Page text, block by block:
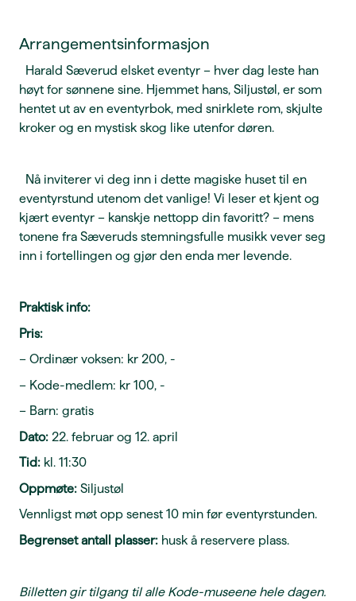
Arrangementsinformasjon
Harald Sæverud elsket eventyr – hver dag leste han
høyt for sønnene sine. Hjemmet hans, Siljustøl, er som
hentet ut av en eventyrbok, med snirklete rom, skjulte
kroker og en mystisk skog like utenfor døren.
Nå inviterer vi deg inn i dette magiske huset til en
eventyrstund utenom det vanlige! Vi leser et kjent og
kjært eventyr – kanskje nettopp din favoritt? – mens
tonene fra Sæveruds stemningsfulle musikk vever seg
inn i fortellingen og gjør den enda mer levende.
Praktisk info:
Pris:
– Ordinær voksen: kr 200, -
– Kode-medlem: kr 100, -
– Barn: gratis
Dato: 22. februar og 12. april
Tid: kl. 11:30
Oppmøte: Siljustøl
Vennligst møt opp senest 10 min før eventyrstunden.
Begrenset antall plasser: husk å reservere plass.
Billetten gir tilgang til alle Kode-museene hele dagen.